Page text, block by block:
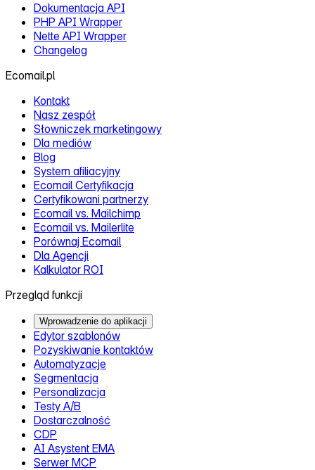
Dokumentacja API
PHP API Wrapper
Nette API Wrapper
Changelog
Ecomail.pl
Kontakt
Nasz zespół
Słowniczek marketingowy
Dla mediów
Blog
System afiliacyjny
Ecomail Certyfikacja
Certyfikowani partnerzy
Ecomail vs. Mailchimp
Ecomail vs. Mailerlite
Porównaj Ecomail
Dla Agencji
Kalkulator ROI
Przegląd funkcji
Wprowadzenie do aplikacji
Edytor szablonów
Pozyskiwanie kontaktów
Automatyzacje
Segmentacja
Personalizacja
Testy A/B
Dostarczalność
CDP
AI Asystent EMA
Serwer MCP